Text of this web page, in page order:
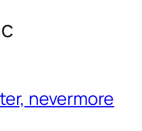
nevermore